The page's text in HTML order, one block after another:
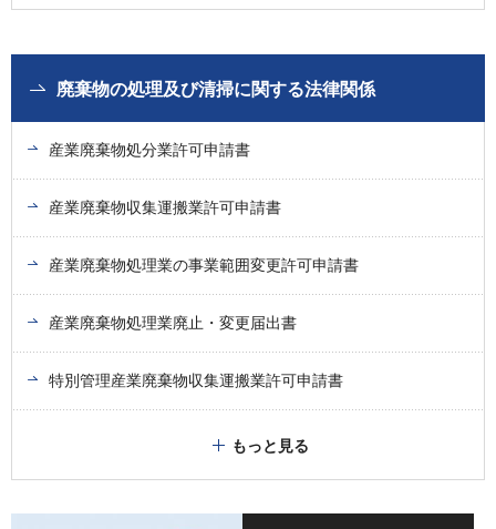
廃棄物の処理及び清掃に関する法律関係
産業廃棄物処分業許可申請書
産業廃棄物収集運搬業許可申請書
産業廃棄物処理業の事業範囲変更許可申請書
産業廃棄物処理業廃止・変更届出書
特別管理産業廃棄物収集運搬業許可申請書
もっと見る